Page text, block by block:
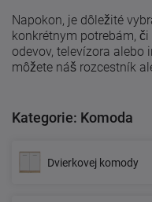
Napokon, je dôležité
konkrétnym potrebám,
odevov, televízora alebo
môžete náš rozcestník
Kategorie: Komoda
Dvierkovej komody